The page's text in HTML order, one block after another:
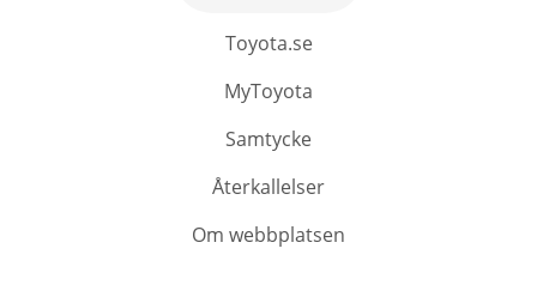
Toyota.se
MyToyota
Samtycke
Återkallelser
Om webbplatsen